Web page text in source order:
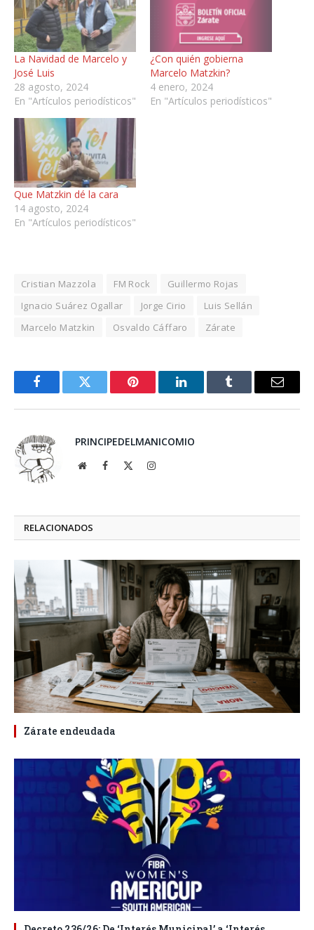
La Navidad de Marcelo y
José Luis
28 agosto, 2024
En "Artículos periodísticos"
¿Con quién gobierna
Marcelo Matzkin?
4 enero, 2024
En "Artículos periodísticos"
Que Matzkin dé la cara
14 agosto, 2024
En "Artículos periodísticos"
Cristian Mazzola FM Rock
Guillermo Rojas
Ignacio Suárez Ogallar
Jorge Cirio
Luis Sellán
Marcelo Matzkin
Osvaldo Cáffaro Zárate
FacebookTwitter Pinterest LinkedInTumblr Email
PRINCIPEDELMANICOMIO
WebsiteFacebook Instagram
RELACIONADOS
Zárate endeudada